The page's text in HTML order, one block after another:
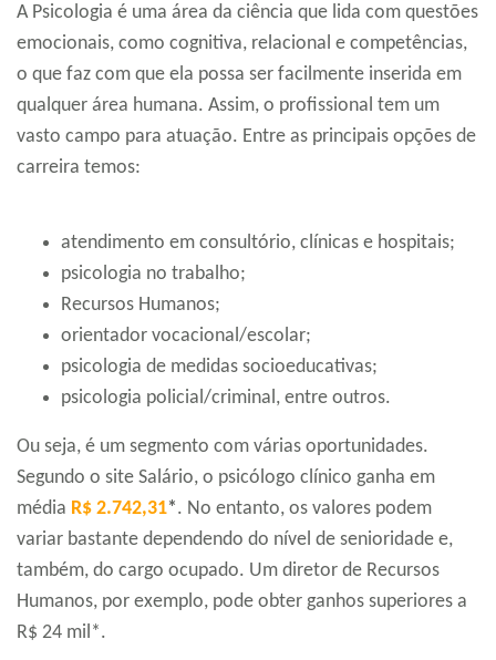
A Psicologia é uma área da ciência que lida com questões
emocionais, como cognitiva, relacional e competências,
o que faz com que ela possa ser facilmente inserida em
qualquer área humana. Assim, o profissional tem um
vasto campo para atuação. Entre as principais opções de
carreira temos:
atendimento em consultório, clínicas e hospitais;
psicologia no trabalho;
Recursos Humanos;
orientador vocacional/escolar;
psicologia de medidas socioeducativas;
psicologia policial/criminal, entre outros.
Ou seja, é um segmento com várias oportunidades.
Segundo o site Salário, o psicólogo clínico ganha em
média R$ 2.742,31*. No entanto, os valores podem
variar bastante dependendo do nível de senioridade e,
também, do cargo ocupado. Um diretor de Recursos
Humanos, por exemplo, pode obter ganhos superiores a
R$ 24 mil*.